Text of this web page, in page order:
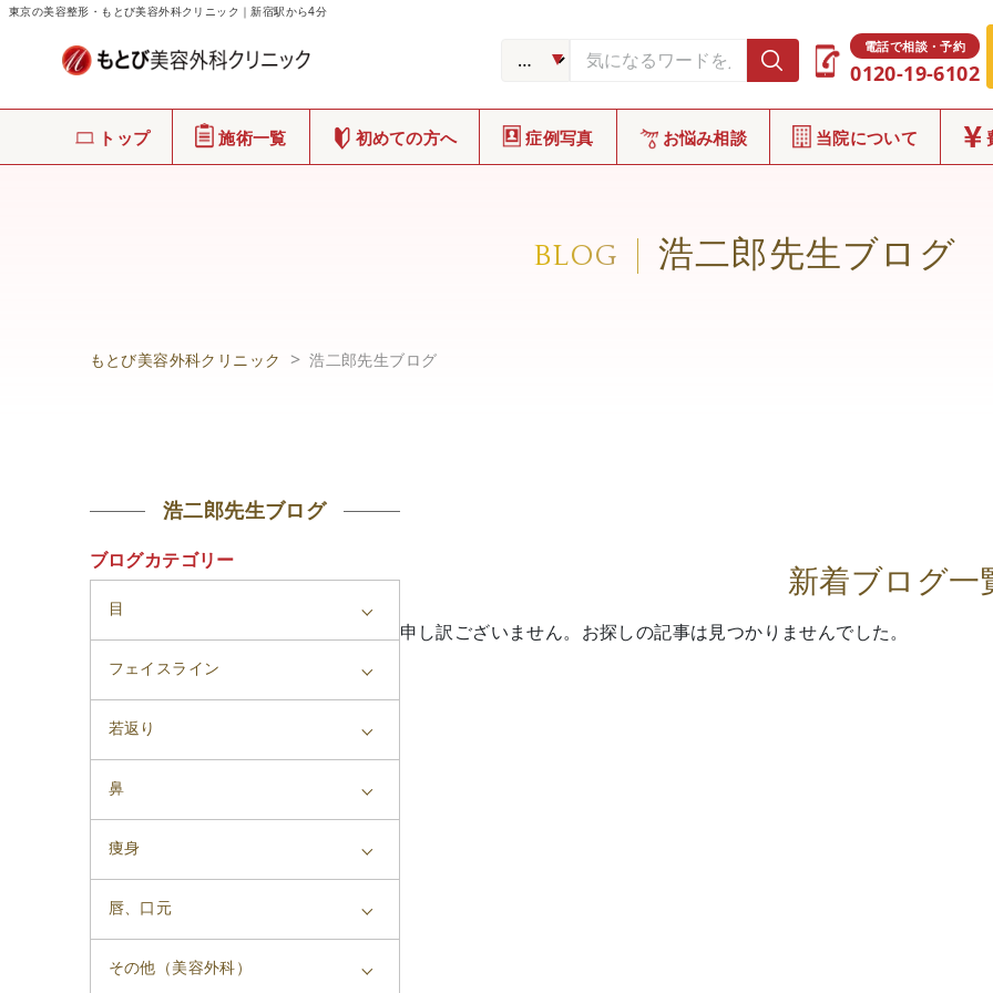
東京の美容整形・もとび美容外科クリニック｜新宿駅から4分
電話で相談・予約
0120-19-6102
トップ 施術一覧 初めての方へ 症例写真 お悩み相談 当院について
BLOG 浩二郎先生ブログ
もとび美容外科クリニック 浩二郎先生ブログ
浩二郎先生ブログ
ブログカテゴリー
目
フェイスライン
若返り
鼻
痩身
唇、口元
その他（美容外科）
新着ブログ一
申し訳ございません。お探しの記事は見つかりませんでした。